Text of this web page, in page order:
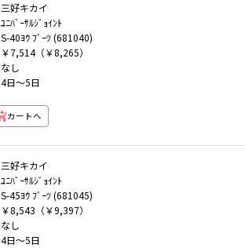
三好キカイ
ﾕﾆﾊﾞｰｻﾙｼﾞｮｲﾝﾄ
S-40ﾖｳ ﾌﾞｰﾂ (681040)
￥7,514（￥8,265）
なし
4日～5日
カートへ
三好キカイ
ﾕﾆﾊﾞｰｻﾙｼﾞｮｲﾝﾄ
S-45ﾖｳ ﾌﾞｰﾂ (681045)
￥8,543（￥9,397）
なし
4日～5日